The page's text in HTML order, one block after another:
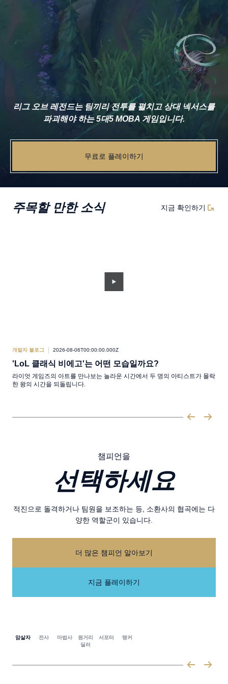
리그 오브 레전드는 팀끼리 전투를 펼치고 상대 넥서스를
파괴해야 하는 5대5 MOBA 게임입니다.
무료로 플레이하기
주목할 만한 소식 지금 확인하기
개발자 블로그 2026-08-06T00:00:00.000Z
'LoL 클래식 비에고'는 어떤 모습일까요?
라이엇 게임즈의 아트를 만나보는 놀라운 시간에서 두 명의 아티스트가 몰락
한 왕의 시간을 되돌립니다.
챔피언을
선택하세요
적진으로 돌격하거나 팀원을 보조하는 등, 소환사의 협곡에는 다
양한 역할군이 있습니다.
더 많은 챔피언 알아보기
지금 플레이하기
암살자 전사 마법사
원거리
딜러
서포터 탱커